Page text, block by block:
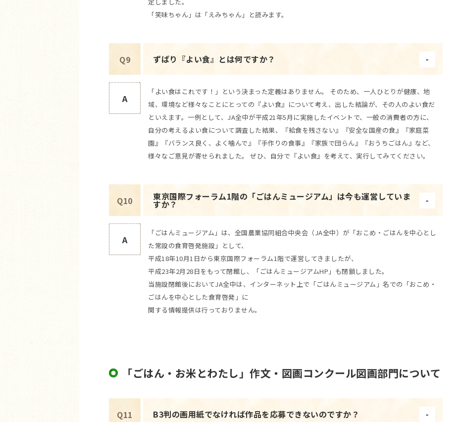
定しました。
「笑味ちゃん」は「えみちゃん」と読みます。
Q9 ずばり『よい食』とは何ですか？
A
「よい食はこれです！」という決まった定義はありません。 そのため、一人ひとりが健康、地
域、環境など様々なことにとっての『よい食』について考え、出した結論が、その人のよい食だ
といえます。一例として、JA全中が平成21年5月に実施したイベントで、一般の消費者の方に、
自分の考えるよい食について調査した結果、『給食を残さない』『安全な国産の食』『家庭菜
園』『バランス良く、よく噛んで』『手作りの食事』『家族で団らん』『おうちごはん』など、
様々なご意見が寄せられました。 ぜひ、自分で『よい食』を考えて、実行してみてください。
Q10 東京国際フォーラム1階の「ごはんミュージアム」は今も運営していま
すか？
A
「ごはんミュージアム」は、全国農業協同組合中央会（JA全中）が「おこめ・ごはんを中心とし
た常設の食育啓発施設」として、
平成18年10月1日から東京国際フォーラム1階で運営してきましたが、
平成23年2月28日をもって閉館し、「ごはんミュージアムHP」も閉鎖しました。
当施設閉館後においてJA全中は、インターネット上で「ごはんミュージアム」名での「おこめ・
ごはんを中心とした食育啓発」に
関する情報提供は行っておりません。
「ごはん・お米とわたし」作文・図画コンクール図画部門について
Q11 B3判の画用紙でなければ作品を応募できないのですか？